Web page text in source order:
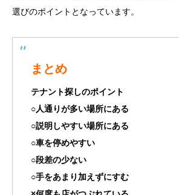
選びのポイントとなっています。
まとめ
テナント探しのポイント
○人通りが多い場所にある
○説明しやすい場所にある
○車を停めやすい
○段差の少ない
○手をあまり加えずにすむ